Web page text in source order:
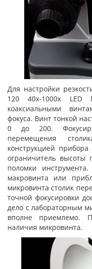
Для настройки
120 40x-1000x LED
коаксиальными
фокуса. Винт тонкой
0 до 200.
перемещения
конструкцией
ограничитель высоты
поломки
макровинта или
микровинта столик
точной фокусировки
дело с лабораторным
вполне приемлемо.
наличия микровинта.